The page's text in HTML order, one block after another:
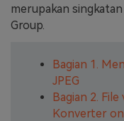
merupakan
Group.
Bagian 1.
JPEG
Bagian 2.
Konverter